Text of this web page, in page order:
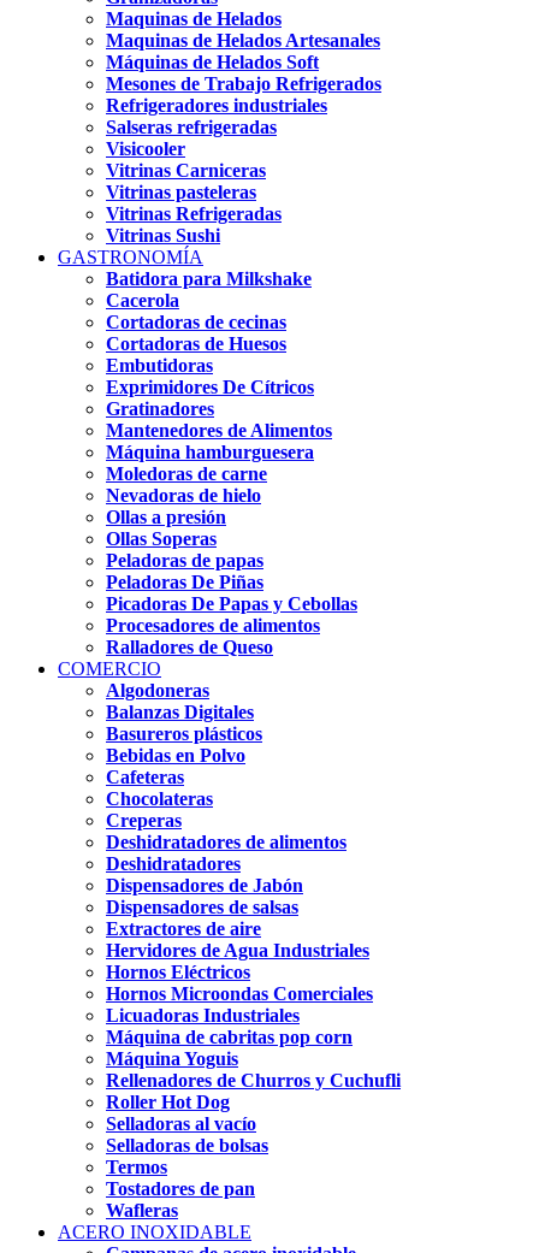
Maquinas de Helados
Maquinas de Helados Artesanales
Máquinas de Helados Soft
Mesones de Trabajo Refrigerados
Refrigeradores industriales
Salseras refrigeradas
Visicooler
Vitrinas Carniceras
Vitrinas pasteleras
Vitrinas Refrigeradas
Vitrinas Sushi
GASTRONOMÍA
Batidora para Milkshake
Cacerola
Cortadoras de cecinas
Cortadoras de Huesos
Embutidoras
Exprimidores De Cítricos
Gratinadores
Mantenedores de Alimentos
Máquina hamburguesera
Moledoras de carne
Nevadoras de hielo
Ollas a presión
Ollas Soperas
Peladoras de papas
Peladoras De Piñas
Picadoras De Papas y Cebollas
Procesadores de alimentos
Ralladores de Queso
COMERCIO
Algodoneras
Balanzas Digitales
Basureros plásticos
Bebidas en Polvo
Cafeteras
Chocolateras
Creperas
Deshidratadores de alimentos
Deshidratadores
Dispensadores de Jabón
Dispensadores de salsas
Extractores de aire
Hervidores de Agua Industriales
Hornos Eléctricos
Hornos Microondas Comerciales
Licuadoras Industriales
Máquina de cabritas pop corn
Máquina Yoguis
Rellenadores de Churros y Cuchufli
Roller Hot Dog
Selladoras al vacío
Selladoras de bolsas
Termos
Tostadores de pan
Wafleras
ACERO INOXIDABLE